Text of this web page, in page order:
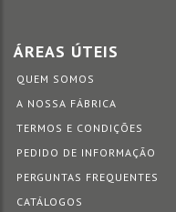
ÁREAS ÚTEIS
QUEM SOMOS
A NOSSA FÁBRICA
TERMOS E CONDIÇÕES
PEDIDO DE INFORMAÇÃO
PERGUNTAS FREQUENTES
CATÁLOGOS